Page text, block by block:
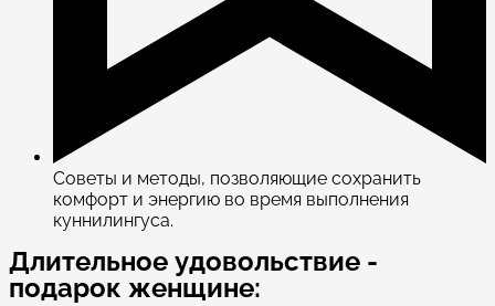
Советы и методы, позволяющие сохранить
комфорт и энергию во время выполнения
куннилингуса.
Длительное удовольствие -
подарок женщине: